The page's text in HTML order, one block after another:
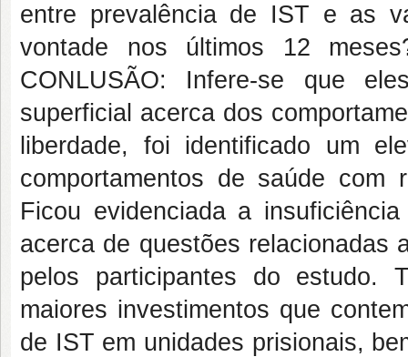
entre prevalência de IST e as
vontade nos últimos 12
CONLUSÃO: Infere-se que
superficial acerca dos
liberdade, foi identificado um
comportamentos de saúde com
Ficou evidenciada a
acerca de questões relacionadas
pelos participantes do estudo.
maiores investimentos que
de IST em unidades prisionais,